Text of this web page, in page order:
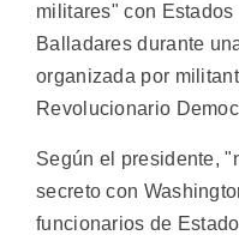
militares" con
Balladares durante
organizada por
Revolucionario
Según el presidente,
secreto con
funcionarios de